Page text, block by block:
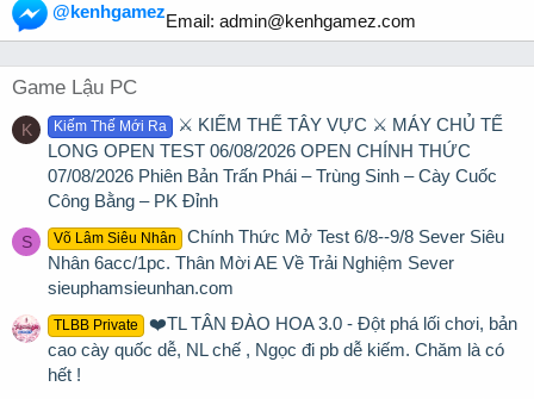
@kenhgamezEmail: admin@kenhgamez.com
Game Lậu PC
K Kiếm Thế Mới Ra
⚔️ KIẾM THẾ TÂY VỰC ⚔️ MÁY CHỦ TẾ
LONG OPEN TEST 06/08/2026 OPEN CHÍNH THỨC
07/08/2026 Phiên Bản Trấn Phái – Trùng Sinh – Cày Cuốc
Công Bằng – PK Đỉnh
S Võ Lâm Siêu Nhân
Chính Thức Mở Test 6/8--9/8 Sever Siêu
Nhân 6acc/1pc. Thân Mời AE Về Trải Nghiệm Sever
sieuphamsieunhan.com
TLBB Private
❤️TL TÂN ĐÀO HOA 3.0 - Đột phá lối chơi, bản
cao cày quốc dễ, NL chế , Ngọc đi pb dễ kiếm. Chăm là có
hết !